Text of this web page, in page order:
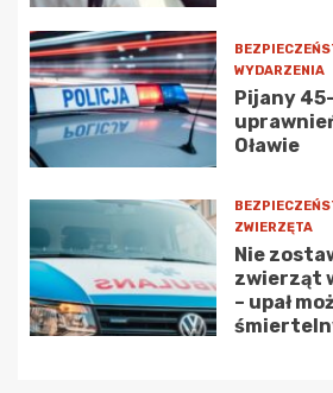
WYDARZENIA
Pijany
Oławie
ZWIERZĘTA
Nie
zwierząt
– upał